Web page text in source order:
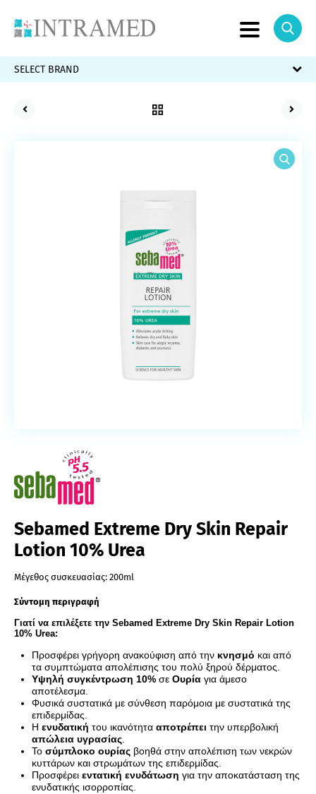
SELECT BRAND
Sebamed Extreme Dry Skin Repair
Lotion 10% Urea
Μέγεθος συσκευασίας: 200ml
Σύντομη περιγραφή
Γιατί να επιλέξετε την Sebamed Extreme Dry Skin Repair Lotion
10% Urea:
Προσφέρει γρήγορη ανακούφιση από την κνησμό και από
τα συμπτώματα απολέπισης του πολύ ξηρού δέρματος.
Υψηλή συγκέντρωση 10% σε Ουρία για άμεσο
αποτέλεσμα.
Φυσικά συστατικά με σύνθεση παρόμοια με συστατικά της
επιδερμίδας.
Η ενυδατική του ικανότητα αποτρέπει την υπερβολική
απώλεια υγρασίας
Το σύμπλοκο ουρίας βοηθά στην απολέπιση των νεκρών
κυττάρων και στρωμάτων της επιδερμίδας.
Προσφέρει εντατική ενυδάτωση για την αποκατάσταση της
ενυδατικής ισορροπίας.